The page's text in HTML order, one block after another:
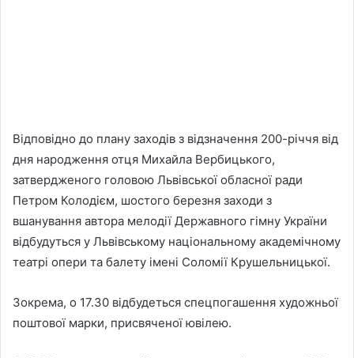
Відповідно до плану заходів з відзначення 200-річчя від
дня народження отця Михайла Вербицького,
затвердженого головою Львівської обласної ради
Петром Колодієм, шостого березня заходи з
вшанування автора мелодії Державного гімну України
відбудуться у Львівському національному академічному
театрі опери та балету імені Соломії Крушельницької.
Зокрема, о 17.30 відбудеться спецпогашення художньої
поштової марки, присвяченої ювілею.